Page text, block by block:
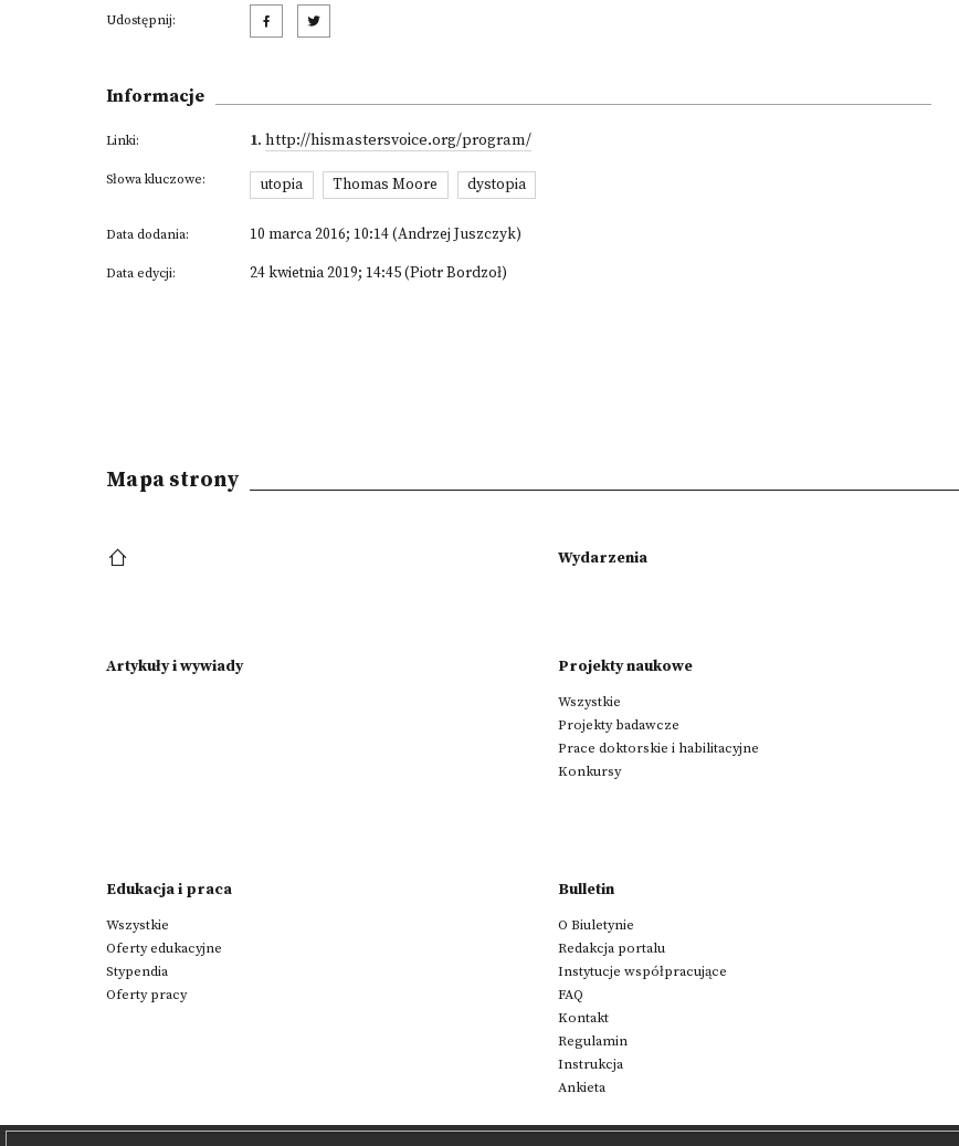
Udostępnij:
Informacje
Linki: 1. http://hismastersvoice.org/program/
Słowa kluczowe: utopia Thomas Moore dystopia
Data dodania: 10 marca 2016; 10:14 (Andrzej Juszczyk)
Data edycji: 24 kwietnia 2019; 14:45 (Piotr Bordzoł)
Mapa strony
Wydarzenia
Artykuły i wywiady Projekty naukowe
Wszystkie
Projekty badawcze
Prace doktorskie i habilitacyjne
Konkursy
Edukacja i praca
Wszystkie
Oferty edukacyjne
Stypendia
Oferty pracy
Bulletin
O Biuletynie
Redakcja portalu
Instytucje współpracujące
FAQ
Kontakt
Regulamin
Instrukcja
Ankieta